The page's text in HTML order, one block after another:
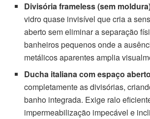
Divisória frameless (sem
vidro quase invisível que cria a
aberto sem eliminar a separação
banheiros pequenos onde a
metálicos aparentes amplia
Ducha italiana com espaço
completamente as divisórias,
banho integrada. Exige ralo
impermeabilização impecável e